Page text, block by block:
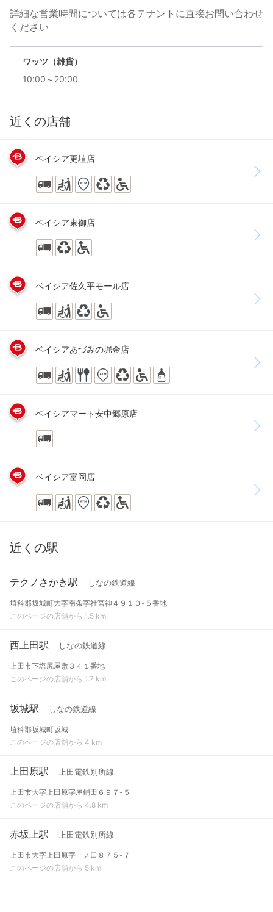
詳細な営業時間については各テナントに直接お問い合わせ
ください
ワッツ（雑貨）
10:00～20:00
近くの店舗
ベイシア更埴店
ベイシア東御店
ベイシア佐久平モール店
ベイシアあづみの堀金店
ベイシアマート安中郷原店
ベイシア富岡店
近くの駅
テクノさかき駅 しなの鉄道線
埴科郡坂城町大字南条字社宮神４９１０-５番地
このページの店舗から 1.5 km
西上田駅 しなの鉄道線
上田市下塩尻屋敷３４１番地
このページの店舗から 1.7 km
坂城駅 しなの鉄道線
埴科郡坂城町坂城
このページの店舗から 4 km
上田原駅 上田電鉄別所線
上田市大字上田原字屋鋪田６９７-５
このページの店舗から 4.8 km
赤坂上駅 上田電鉄別所線
上田市大字上田原字一ノ口８７５-７
このページの店舗から 5 km